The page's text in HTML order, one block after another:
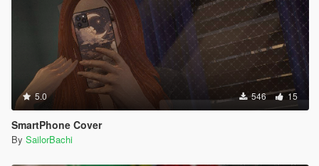
5.0 546 15
SmartPhone Cover
By SailorBachi